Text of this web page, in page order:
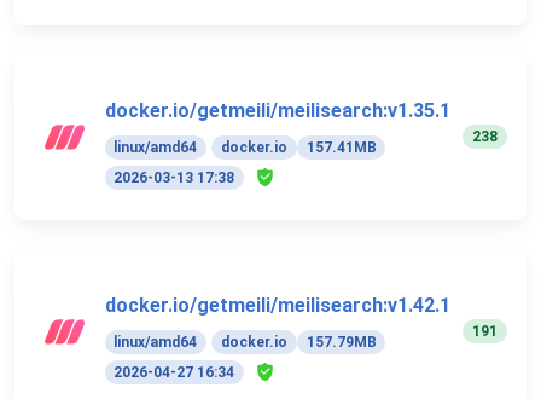
docker.io/getmeili/meilisearch:v1.35.1
linux/amd64 docker.io
157.41MB
2026-03-13 17:38
238
docker.io/getmeili/meilisearch:v1.42.1
linux/amd64 docker.io
157.79MB
2026-04-27 16:34
191